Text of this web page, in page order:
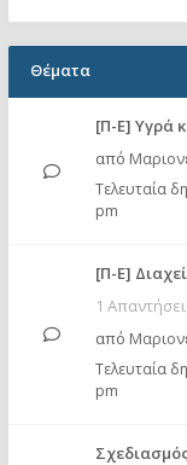
Θέματα
[Π-Ε] Υγρά
από
Τελευταία
pm
[Π-Ε]
1
από
Τελευταία
pm
Σχεδιασμός